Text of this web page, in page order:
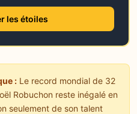
les étoiles
: Le record mondial de 32
Robuchon reste inégalé en
seulement de son talent